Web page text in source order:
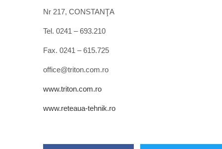
Nr 217, CONSTANŢA
Tel. 0241 – 693.210
Fax. 0241 – 615.725
office@triton.com.ro
www.triton.com.ro
www.reteaua-tehnik.ro